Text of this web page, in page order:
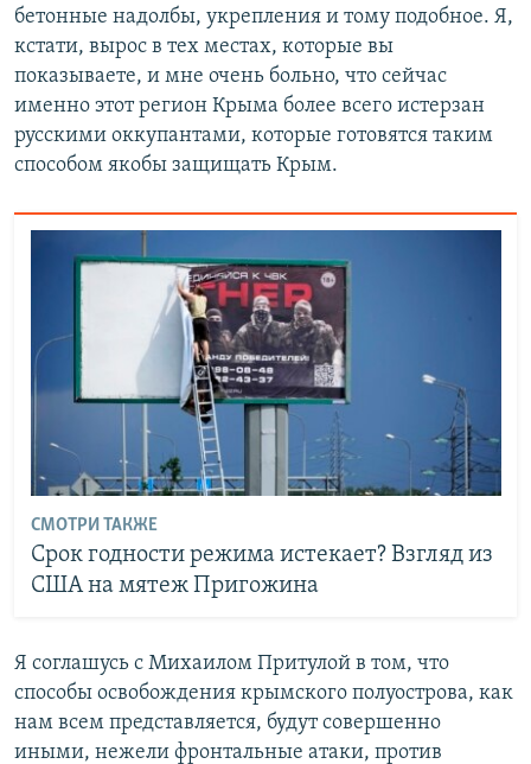
бетонные надолбы, укрепления и тому подобное. Я,
кстати, вырос в тех местах, которые вы
показываете, и мне очень больно, что сейчас
именно этот регион Крыма более всего истерзан
русскими оккупантами, которые готовятся таким
способом якобы защищать Крым.
СМОТРИ ТАКЖЕ
Срок годности режима истекает? Взгляд из
США на мятеж Пригожина
Я соглашусь с Михаилом Притулой в том, что
способы освобождения крымского полуострова, как
нам всем представляется, будут совершенно
иными, нежели фронтальные атаки, против